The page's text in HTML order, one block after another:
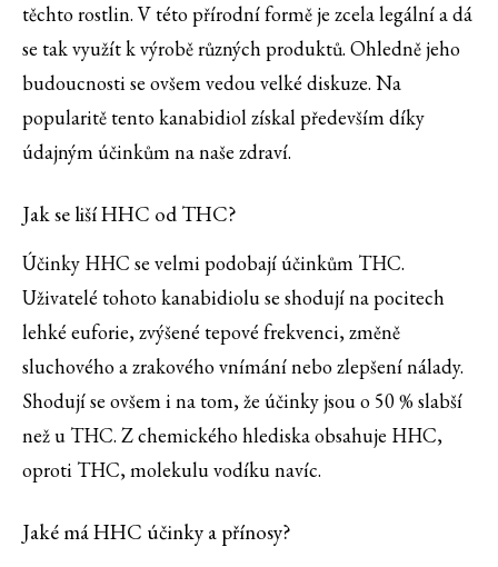
těchto rostlin. V této přírodní formě je zcela legální a dá
se tak využít k výrobě různých produktů. Ohledně jeho
budoucnosti se ovšem vedou velké diskuze. Na
popularitě tento kanabidiol získal především díky
údajným účinkům na naše zdraví.
Jak se liší HHC od THC?
Účinky HHC se velmi podobají účinkům THC.
Uživatelé tohoto kanabidiolu se shodují na pocitech
lehké euforie, zvýšené tepové frekvenci, změně
sluchového a zrakového vnímání nebo zlepšení nálady.
Shodují se ovšem i na tom, že účinky jsou o 50 % slabší
než u THC. Z chemického hlediska obsahuje HHC,
oproti THC, molekulu vodíku navíc.
Jaké má HHC účinky a přínosy?